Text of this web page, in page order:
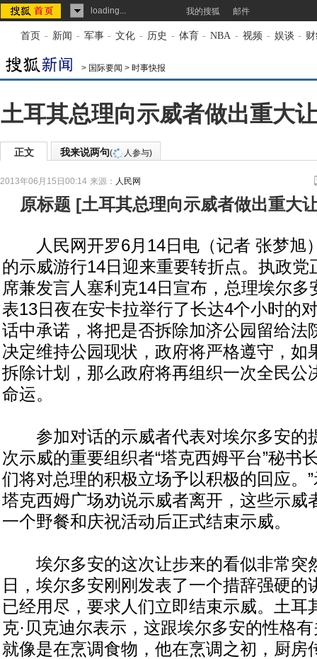
loading... 我的搜狐 邮件
首页 - 新闻 - 军事 - 文化 - 历史 - 体育 - NBA - 视频 - 娱谈 -
> 国际要闻 > 时事快报
土耳其总理向示威者做出重大
正文 我来说两句( 人参与)
2013年06月15日00:14 来源： 人民网
原标题 [土耳其总理向示威者做出重大
人民网开罗6月14日电（记者 张梦旭
的示威游行14日迎来重要转折点。执政党
席兼发言人塞利克14日宣布，总理埃尔多
表13日夜在安卡拉举行了长达4个小时的
话中承诺，将把是否拆除加济公园留给法
决定维持公园现状，政府将严格遵守，如
拆除计划，那么政府将再组织一次全民公
命运。
参加对话的示威者代表对埃尔多安的
次示威的重要组织者“塔克西姆平台”秘书
们将对总理的积极立场予以积极的回应。
塔克西姆广场劝说示威者离开，这些示威
一个野餐和庆祝活动后正式结束示威。
埃尔多安的这次让步来的看似非常突
日，埃尔多安刚刚发表了一个措辞强硬的
已经用尽，要求人们立即结束示威。土耳
克·贝克迪尔表示，这跟埃尔多安的性格
就像是在烹调食物，他在烹调之初，厨房